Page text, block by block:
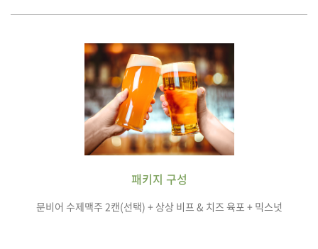
패키지 구성
문비어 수제맥주 2캔(선택) + 상상 비프 & 치즈 육포 + 믹스넛